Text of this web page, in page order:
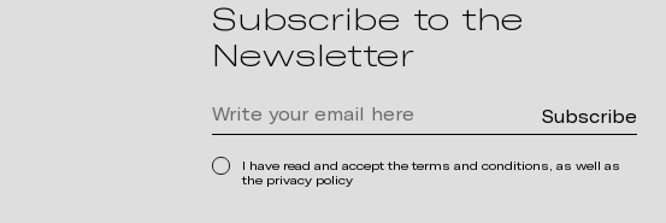
Subscribe to the
Newsletter
I have read and accept the terms and conditions, as well as
the privacy policy